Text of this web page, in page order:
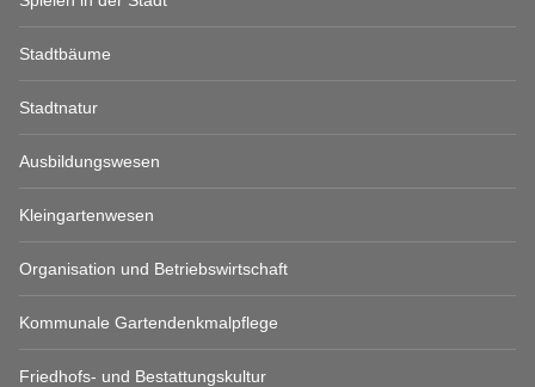
Stadtbäume
Stadtnatur
Ausbildungswesen
Kleingartenwesen
Organisation und Betriebswirtschaft
Kommunale Gartendenkmalpflege
Friedhofs- und Bestattungskultur